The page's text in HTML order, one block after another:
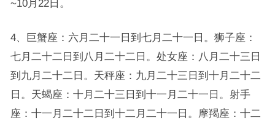
~10月22日。
4、巨蟹座：六月二十一日到七月二十一日。狮子座：
七月二十二日到八月二十二日。处女座：八月二十三日
到九月二十二日。天秤座：九月二十三日到十月二十二
日。天蝎座：十月二十三日到十一月二十一日。射手
座：十一月二十二日到十二月二十一日。摩羯座：十二